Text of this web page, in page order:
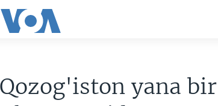
yana bir